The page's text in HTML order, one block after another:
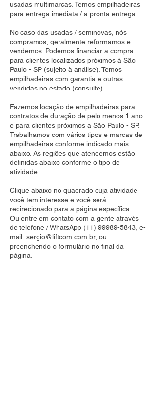
usadas multimarcas. Temos empilhadeiras
para entrega imediata / a pronta entrega.
No caso das usadas / seminovas, nós
compramos, geralmente reformamos e
vendemos. Podemos financiar a compra
para clientes localizados próximos à São
Paulo - SP (sujeito à análise). Temos
empilhadeiras com garantia e outras
vendidas no estado (consulte).
Fazemos locação de empilhadeiras para
contratos de duração de pelo menos 1 ano
e para clientes próximos a São Paulo - SP.
Trabalhamos com vários tipos e marcas de
empilhadeiras conforme indicado mais
abaixo. As regiões que atendemos estão
definidas abaixo conforme o tipo de
atividade.
Clique abaixo no quadrado cuja atividade
você tem interesse e você será
redirecionado para a página específica.
Ou entre em contato com a gente através
de telefone / WhatsApp (11) 99989-5843 , e-
mail sergio@liftcom.com.br, ou
preenchendo o formulário no final da
página.